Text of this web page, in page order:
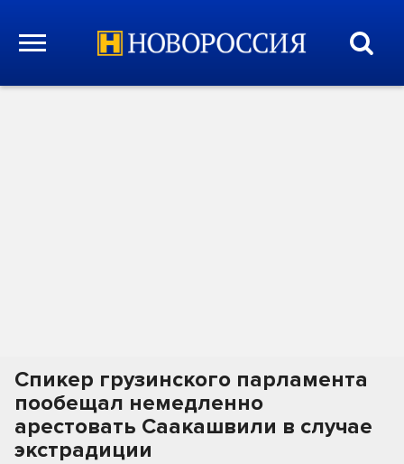
Спикер грузинского парламента
пообещал немедленно
арестовать Саакашвили в случае
экстрадиции